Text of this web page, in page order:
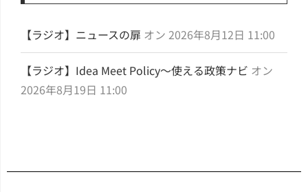
【ラジオ】ニュースの扉 オン 2026年8月12日 11:00
【ラジオ】Idea Meet Policy～使える政策ナビ オン
2026年8月19日 11:00